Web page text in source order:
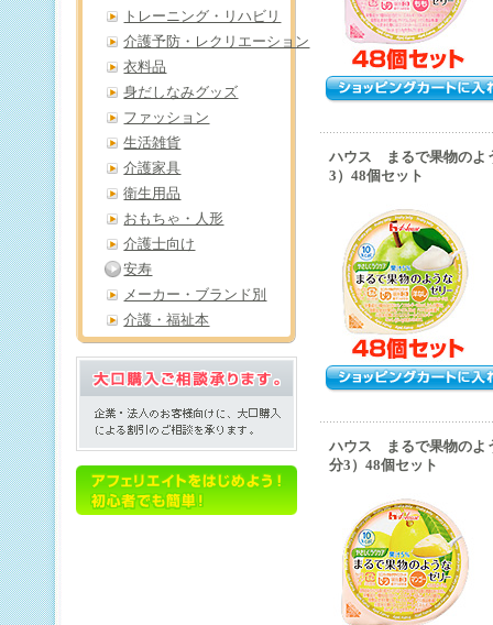
ハウス まるで果物のよ
3）48個セット
ハウス まるで果物のよ
分3）48個セット
トレーニング・リハビリ
介護予防・レクリエーション
衣料品
身だしなみグッズ
ファッション
生活雑貨
介護家具
衛生用品
おもちゃ・人形
介護士向け
安寿
メーカー・ブランド別
介護・福祉本